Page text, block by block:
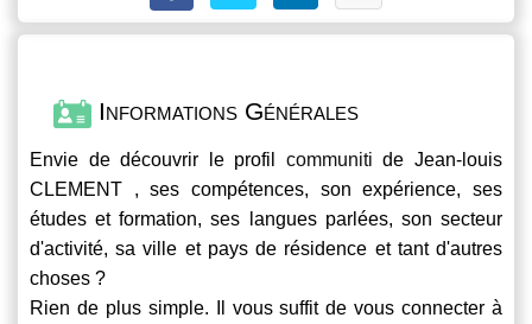
Informations Générales
Envie de découvrir le profil communiti de Jean-louis
CLEMENT , ses compétences, son expérience, ses
études et formation, ses langues parlées, son secteur
d'activité, sa ville et pays de résidence et tant d'autres
choses ?
Rien de plus simple. Il vous suffit de vous connecter à